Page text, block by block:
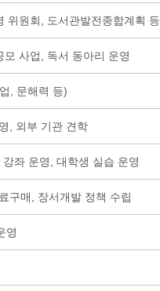
위원회, 도서관발전종합계획 등
사업, 독서 동아리 운영
, 문해력 등)
, 외부 기관 견학
좌 운영, 대학생 실습 운영
구매, 장서개발 정책 수립
영